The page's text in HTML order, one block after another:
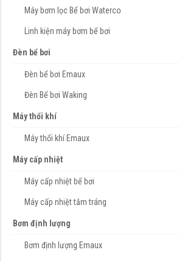
Máy bơm lọc Bể bơi Waterco
Linh kiện máy bơm bể bơi
Đèn bể bơi
Đèn bể bơi Emaux
Đèn Bể bơi Waking
Máy thổi khí
Máy thổi khí Emaux
Máy cấp nhiệt
Máy cấp nhiệt bể bơi
Máy cấp nhiệt tắm tráng
Bơm định lượng
Bơm định lượng Emaux